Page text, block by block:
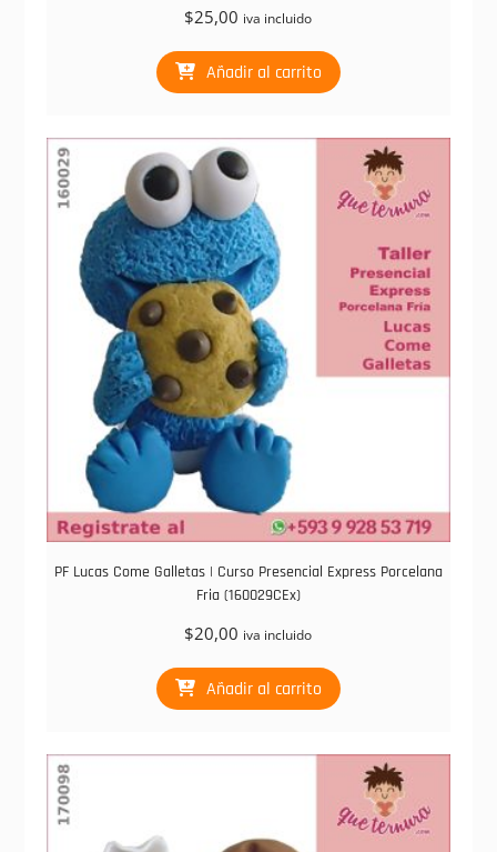
$25,00 iva incluido
Añadir al carrito
PF Lucas Come Galletas | Curso Presencial Express Porcelana
Fria (160029CEx)
$20,00 iva incluido
Añadir al carrito